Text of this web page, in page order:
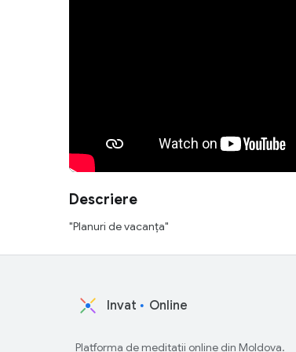
Descriere
"Planuri de vacanța"
Invat Online
Platforma de meditații online din Moldova.